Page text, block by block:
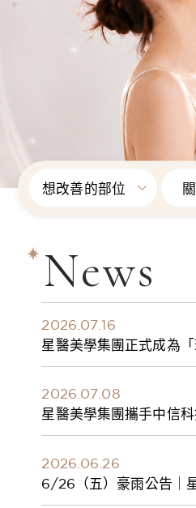
想改善的部位
News
2026.07.16
星醫美學集團正式成為
入劑」台灣獨家總代理
2026.07.08
星醫美學集團攜手中信
學人才新標準 建構健康
2026.06.26
6/26（五）豪雨公告｜